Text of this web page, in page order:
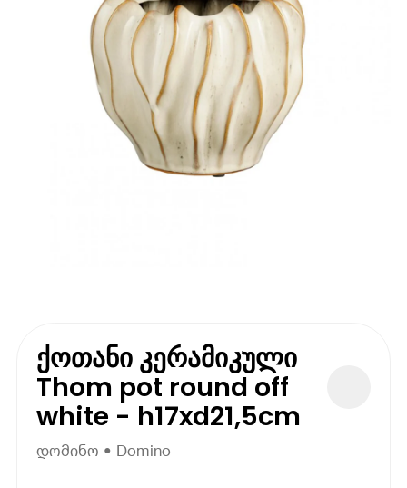
ქოთანი კერამიკული
Thom pot round off
white - h17xd21,5cm
დომინო • Domino